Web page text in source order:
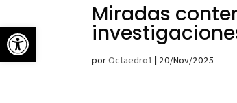
Abrir barra de herramientas
Miradas
porOctaedro1 | 20/Nov/2025